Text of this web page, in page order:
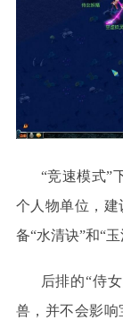
“竞速模式”
个人物单位，
备“水清诀”和“
后排的“侍
兽，并不会影